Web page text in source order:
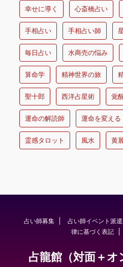
幸せに導く 心斎橋占い
手相占い 手相占い師
毎日占い 水商売の悩み
算命学 精神世界の旅
聖十郎 西洋占星術 覚
運命の解読師 運命を変える
霊感タロット 風水 黄
占い師募集 占い師イベント派
律に基づく表記
占龍館（対面＋オ